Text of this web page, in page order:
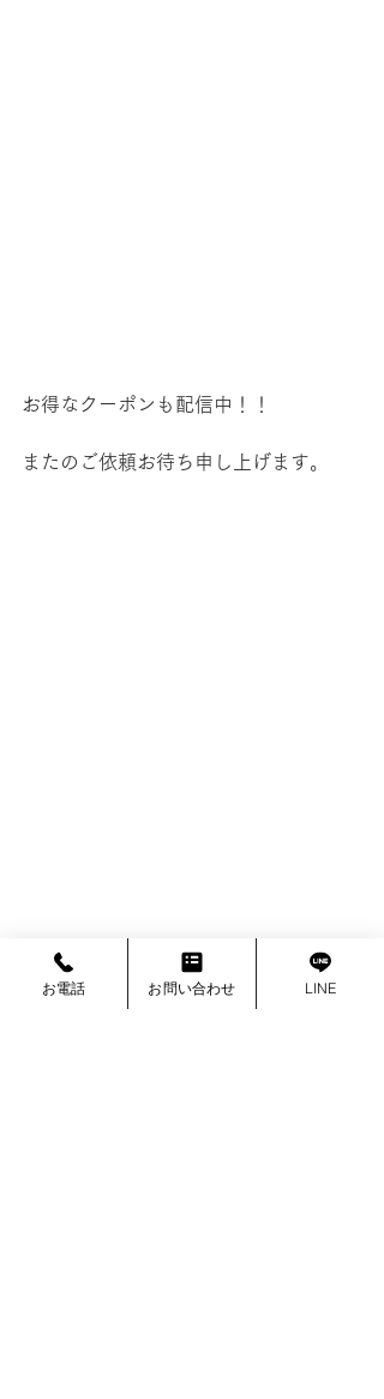
お得なクーポンも配信中！！
またのご依頼お待ち申し上げます。
お電話 お問い合わせ LINE